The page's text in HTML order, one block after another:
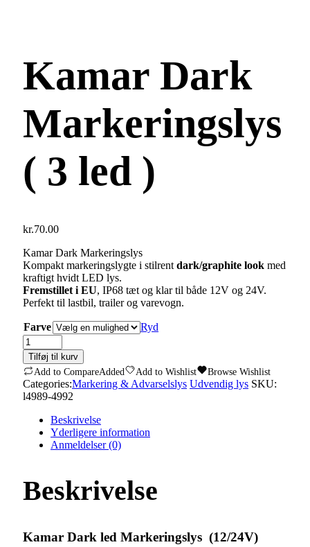
Kamar Dark
Markeringslys
( 3 led )
kr.70.00
Kamar Dark Markeringslys
Kompakt markeringslygte i stilrent dark/graphite look med
kraftigt hvidt LED lys.
Fremstillet i EU, IP68 tæt og klar til både 12V og 24V.
Perfekt til lastbil, trailer og varevogn.
Farve
Ryd
Kamar
Dark
Markeringslys
(
3
led
quantity
Tilføj til kurv
Add to CompareAdded Add to Wishlist Browse Wishlist
Categories:Markering & Advarselslys Udvendig lys SKU:
l4989-4992
Beskrivelse
Yderligere information
Anmeldelser (0)
Beskrivelse
Kamar Dark led Markeringslys (12/24V)